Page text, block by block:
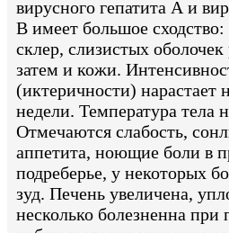
вирусного гепатита А и
В имеет большое сходство:
склер, слизистых оболочек
затем и кожи.
(иктеричности) нарастает
недели. Температура тела
Отмечаются слабость,
аппетита, ноющие боли в
подреберье, у некоторых
зуд. Печень увеличена,
несколько болезненна при